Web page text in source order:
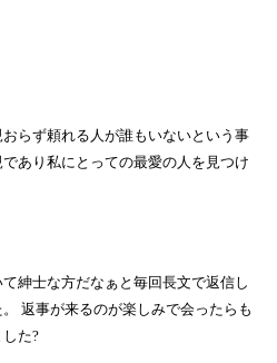
らず頼れる人が誰もいないという事
あり私にとっての最愛の人を見つけ
紳士な方だなぁと毎回長文で返信し
返事が来るのが楽しみで会ったらも
た?